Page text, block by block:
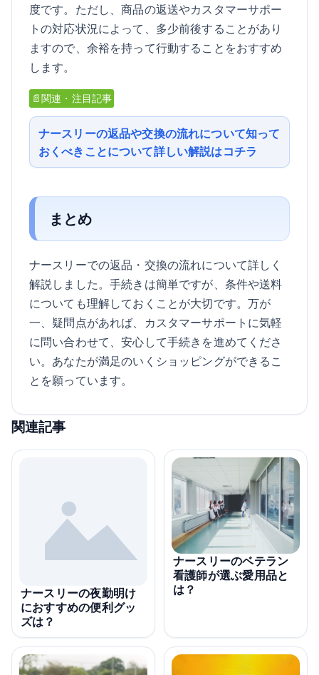
度です。ただし、商品の返送やカスタマーサポー
トの対応状況によって、多少前後することがあり
ますので、余裕を持って行動することをおすすめ
します。
📄関連・注目記事
ナースリーの返品や交換の流れについて知って
おくべきことについて詳しい解説はコチラ
まとめ
ナースリーでの返品・交換の流れについて詳しく
解説しました。手続きは簡単ですが、条件や送料
についても理解しておくことが大切です。万が
一、疑問点があれば、カスタマーサポートに気軽
に問い合わせて、安心して手続きを進めてくださ
い。あなたが満足のいくショッピングができるこ
とを願っています。
関連記事
ナースリーの夜勤明け
におすすめの便利グッ
ズは？
ナースリーのベテラン
看護師が選ぶ愛用品と
は？